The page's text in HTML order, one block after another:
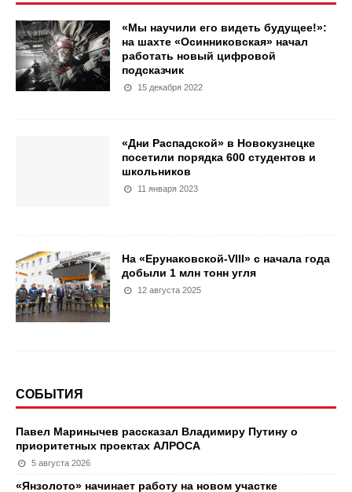
«Мы научили его видеть будущее!»:
на шахте «Осинниковская» начал
работать новый цифровой
подсказчик
15 декабря 2022
«Дни Распадской» в Новокузнецке
посетили порядка 600 студентов и
школьников
11 января 2023
На «Ерунаковской-VIII» с начала года
добыли 1 млн тонн угля
12 августа 2025
СОБЫТИЯ
Павел Маринычев рассказал Владимиру Путину о
приоритетных проектах АЛРОСА
5 августа 2026
«Янзолото» начинает работу на новом участке